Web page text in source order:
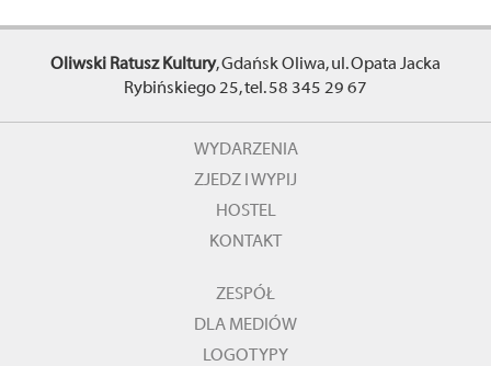
Oliwski Ratusz Kultury, Gdańsk Oliwa, ul. Opata Jacka
Rybińskiego 25, tel. 58 345 29 67
WYDARZENIA
ZJEDZ I WYPIJ
HOSTEL
KONTAKT
ZESPÓŁ
DLA MEDIÓW
LOGOTYPY